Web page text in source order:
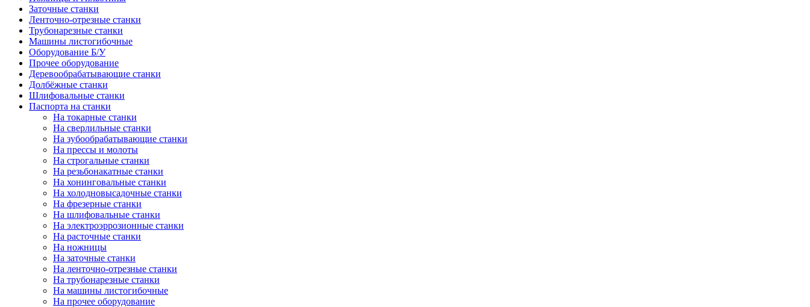
Заточные станки
Ленточно-отрезные станки
Трубонарезные станки
Машины листогибочные
Оборудование Б/У
Прочее оборудование
Деревообрабатывающие станки
Долбёжные станки
Шлифовальные станки
Паспорта на станки
На токарные станки
На сверлильные станки
На зубообрабатывающие станки
На прессы и молоты
На строгальные станки
На резьбонакатные станки
На хонинговальные станки
На холодновысадочные станки
На фрезерные станки
На шлифовальные станки
На электроэррозионные станки
На расточные станки
На ножницы
На заточные станки
На ленточно-отрезные станки
На трубонарезные станки
На машины листогибочные
На прочее оборудование